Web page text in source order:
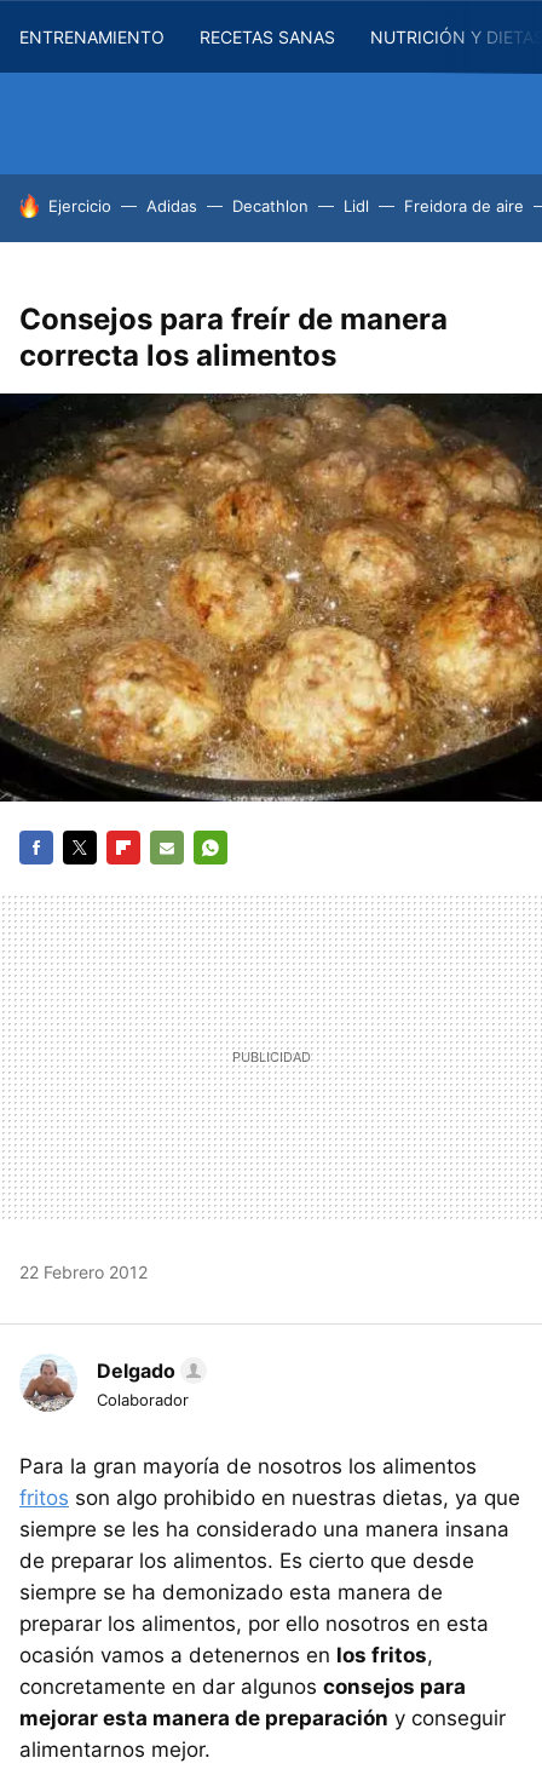
ENTRENAMIENTO RECETAS SANAS NUTRICIÓN Y
HOY SE HABLA DE
Ejercicio Adidas Decathlon Lidl Freidora de aire
Consejos para freír de manera
correcta los alimentos
MAIL
22 Febrero 2012
Delgado
Colaborador
Para la gran mayoría de nosotros los alimentos
fritos son algo prohibido en nuestras dietas, ya que
siempre se les ha considerado una manera insana
de preparar los alimentos. Es cierto que desde
siempre se ha demonizado esta manera de
preparar los alimentos, por ello nosotros en esta
ocasión vamos a detenernos en los fritos,
concretamente en dar algunos consejos para
mejorar esta manera de preparación y conseguir
alimentarnos mejor.